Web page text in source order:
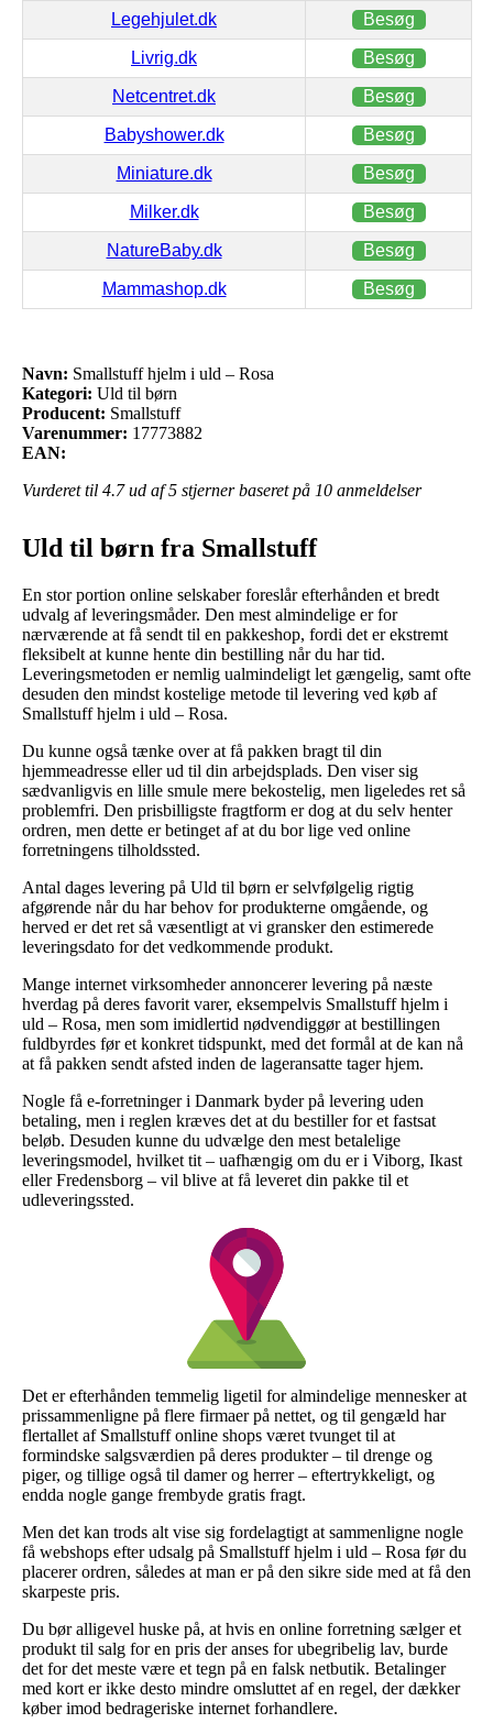
Legehjulet.dk Besøg
Livrig.dk Besøg
Netcentret.dk Besøg
Babyshower.dk Besøg
Miniature.dk Besøg
Milker.dk Besøg
NatureBaby.dk Besøg
Mammashop.dk Besøg
Navn: Smallstuff hjelm i uld – Rosa
Kategori: Uld til børn
Producent: Smallstuff
Varenummer: 17773882
EAN:
Vurderet til 4.7ud af 5 stjerner baseret på 10 anmeldelser
Uld til børn fra Smallstuff
En stor portion online selskaber foreslår efterhånden et bredt
udvalg af leveringsmåder. Den mest almindelige er for
nærværende at få sendt til en pakkeshop, fordi det er ekstremt
fleksibelt at kunne hente din bestilling når du har tid.
Leveringsmetoden er nemlig ualmindeligt let gængelig, samt ofte
desuden den mindst kostelige metode til levering ved køb af
Smallstuff hjelm i uld – Rosa.
Du kunne også tænke over at få pakken bragt til din
hjemmeadresse eller ud til din arbejdsplads. Den viser sig
sædvanligvis en lille smule mere bekostelig, men ligeledes ret så
problemfri. Den prisbilligste fragtform er dog at du selv henter
ordren, men dette er betinget af at du bor lige ved online
forretningens tilholdssted.
Antal dages levering på Uld til børn er selvfølgelig rigtig
afgørende når du har behov for produkterne omgående, og
herved er det ret så væsentligt at vi gransker den estimerede
leveringsdato for det vedkommende produkt.
Mange internet virksomheder annoncerer levering på næste
hverdag på deres favorit varer, eksempelvis Smallstuff hjelm i
uld – Rosa, men som imidlertid nødvendiggør at bestillingen
fuldbyrdes før et konkret tidspunkt, med det formål at de kan nå
at få pakken sendt afsted inden de lageransatte tager hjem.
Nogle få e-forretninger i Danmark byder på levering uden
betaling, men i reglen kræves det at du bestiller for et fastsat
beløb. Desuden kunne du udvælge den mest betalelige
leveringsmodel, hvilket tit – uafhængig om du er i Viborg, Ikast
eller Fredensborg – vil blive at få leveret din pakke til et
udleveringssted.
Det er efterhånden temmelig ligetil for almindelige mennesker at
prissammenligne på flere firmaer på nettet, og til gengæld har
flertallet af Smallstuff online shops været tvunget til at
formindske salgsværdien på deres produkter – til drenge og
piger, og tillige også til damer og herrer – eftertrykkeligt, og
endda nogle gange frembyde gratis fragt.
Men det kan trods alt vise sig fordelagtigt at sammenligne nogle
få webshops efter udsalg på Smallstuff hjelm i uld – Rosa før du
placerer ordren, således at man er på den sikre side med at få den
skarpeste pris.
Du bør alligevel huske på, at hvis en online forretning sælger et
produkt til salg for en pris der anses for ubegribelig lav, burde
det for det meste være et tegn på en falsk netbutik. Betalinger
med kort er ikke desto mindre omsluttet af en regel, der dækker
køber imod bedrageriske internet forhandlere.